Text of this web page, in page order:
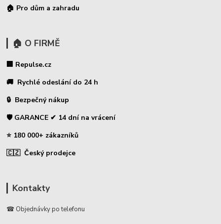
🏠 Pro dům a zahradu
🏠 O FIRMĚ
🏢 Repulse.cz
🚚 Rychlé odeslání do 24 h
🔒 Bezpečný nákup
🛡️ GARANCE ✔ 14 dní na vrácení
⭐ 180 000+ zákazníků
🇨🇿 Český prodejce
Kontakty
☎ Objednávky po telefonu